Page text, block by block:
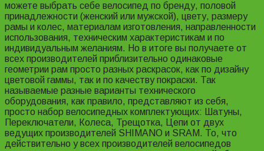
можете выбрать себе велосипед по бренду, половой
принадлежности (женский или мужской), цвету, размеру
рамы и колес, материалам изготовления, направленности
использования, техническим характеристикам и по
индивидуальным желаниям. Но в итоге вы получаете от
всех производителей приблизительно одинаковые
геометрии рам просто разных раскрасок, как по дизайну
цветовой гаммы, так и по качеству покраски. Так
называемые разные варианты технического
оборудования, как правило, представляют из себя,
просто набор велосипедных комплектующих: Шатуны,
Переключатели, Колеса, Трещотка, Цепи от двух
ведущих производителей SHIMANO и SRAM. То, что
действительно у всех производителей велосипедов